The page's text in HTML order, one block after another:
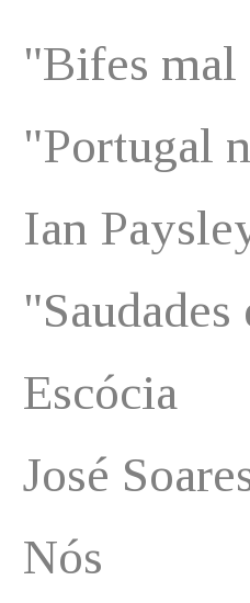
"Bifes mal
"Portugal
Ian
Escócia
José
Nós